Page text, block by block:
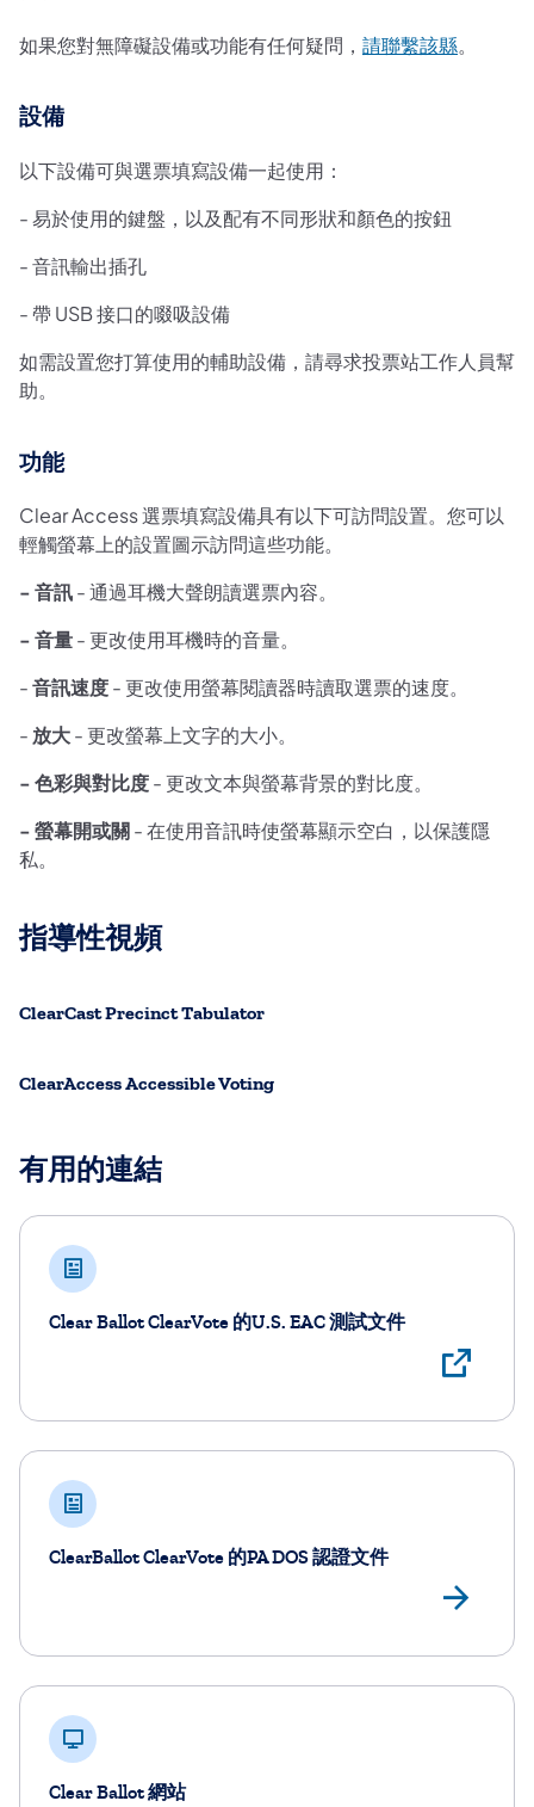
如果您對無障礙設備或功能有任何疑問， 請聯繫該縣。
設備
以下設備可與選票填寫設備一起使用：
- 易於使用的鍵盤，以及配有不同形狀和顏色的按鈕
- 音訊輸出插孔
- 帶 USB 接口的啜吸設備
如需設置您打算使用的輔助設備，請尋求投票站工作人員幫
助。
功能
Clear Access 選票填寫設備具有以下可訪問設置。您可以
輕觸螢幕上的設置圖示訪問這些功能。
- 音訊- 通過耳機大聲朗讀選票內容。
-音量- 更改使用耳機時的音量。
-音訊速度- 更改使用螢幕閱讀器時讀取選票的速度。
- 放大- 更改螢幕上文字的大小。
- 色彩與對比度- 更改文本與螢幕背景的對比度。
- 螢幕開或關- 在使用音訊時使螢幕顯示空白，以保護隱
私。
指導性視頻
ClearCast Precinct Tabulator
ClearAccess Accessible Voting
有用的連結
Clear Ballot ClearVote 的U.S. EAC 測試文件
ClearBallot ClearVote 的PA DOS 認證文件
Clear Ballot 網站